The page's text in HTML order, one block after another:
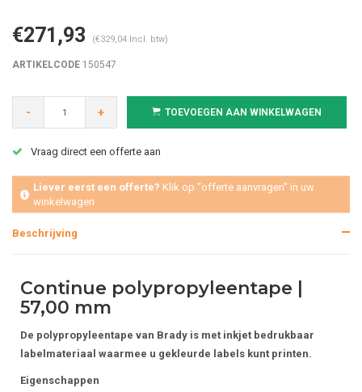
€271,93 (€329,04 Incl. btw)
ARTIKELCODE 150547
- + TOEVOEGEN AAN WINKELWAGEN
Vraag direct een offerte aan
Liever eerst een offerte? Klik op "offerte aanvragen" in uw
winkelwagen
Beschrijving
Continue polypropyleentape |
57,00 mm
De polypropyleentape van Brady is met inkjet bedrukbaar
labelmateriaal waarmee u gekleurde labels kunt printen.
Eigenschappen